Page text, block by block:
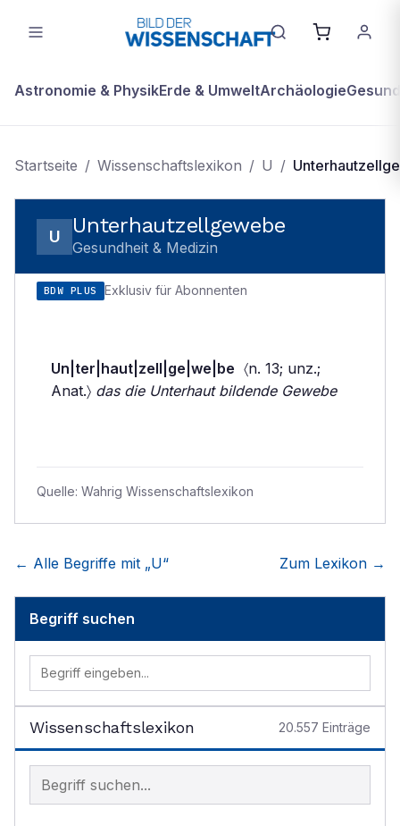
Astronomie & PhysikErde & UmweltArchäologie
Startseite / Wissenschaftslexikon / U /
U Unterhautzellgewebe
Gesundheit & Medizin
BDW PLUS Exklusiv für Abonnenten
Un|ter|haut|zell|ge|we|be 〈n. 13; unz.;
Anat.〉 das die Unterhaut bildende Gewebe
Quelle: Wahrig Wissenschaftslexikon
← Alle Begriffe mit „U“ Zum Lexikon →
Begriff suchen
Wissenschaftslexikon 20.557 Einträge
Begriff im Lexikon suchen